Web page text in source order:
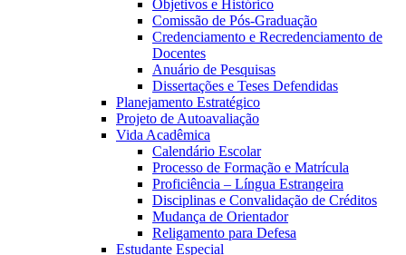
Objetivos e Histórico
Comissão de Pós-Graduação
Credenciamento e Recredenciamento de
Docentes
Anuário de Pesquisas
Dissertações e Teses Defendidas
Planejamento Estratégico
Projeto de Autoavaliação
Vida Acadêmica
Calendário Escolar
Processo de Formação e Matrícula
Proficiência – Língua Estrangeira
Disciplinas e Convalidação de Créditos
Mudança de Orientador
Religamento para Defesa
Estudante Especial